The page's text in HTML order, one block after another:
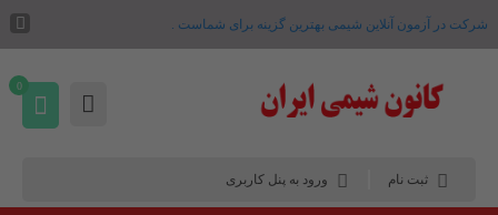
شرکت در آزمون آنلاین شیمی بهترین گزینه برای شماست .
ثبت نام ورود به پنل کاربری
0